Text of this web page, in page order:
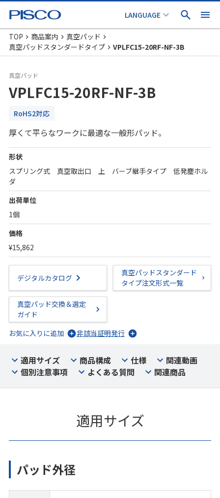
TOP 商品案内
真空パッド
真空パッドスタンダードタイプ
VPLFC15-20RF-NF-3B
真空パッド
VPLFC15-20RF-NF-3B
RoHS2対応
厚くて平らなワークに最適な一般形パッド。
形状
スプリング式 真空取出口 上 バーブ継手タイプ 低発塵ホル
ダ
出荷単位
1個
価格
¥15,862
デジタルカタログ
真空パッドスタンダード
タイプ注文形式一覧
真空パッド交換＆選定
ガイド
お気に入りに追加
非該当証明発行
適用サイズ 商品構成 仕様
関連動画
個別注意事項
よくある質問 関連商品
適用サイズ
パッド外径